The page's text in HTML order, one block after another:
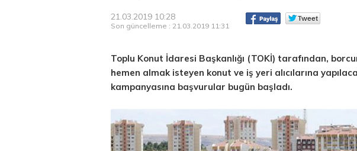
21.03.2019 10:28
Son güncelleme : 21.03.2019 11:31
Toplu Konut İdaresi Başkanlığı (TOKİ) tarafından,
hemen almak isteyen konut ve iş yeri alıcılarına
kampanyasına başvurular bugün başladı.